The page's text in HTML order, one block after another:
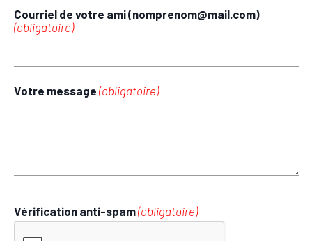
Courriel de votre ami (nomprenom@mail.com)
(obligatoire)
Votre message (obligatoire)
Vérification anti-spam(obligatoire)